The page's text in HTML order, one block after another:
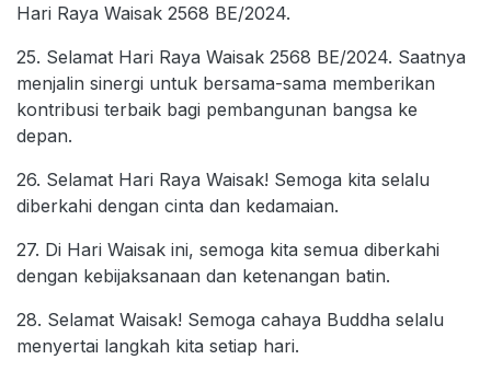
Hari Raya Waisak 2568 BE/2024.
25. Selamat Hari Raya Waisak 2568 BE/2024. Saatnya
menjalin sinergi untuk bersama-sama memberikan
kontribusi terbaik bagi pembangunan bangsa ke
depan.
26. Selamat Hari Raya Waisak! Semoga kita selalu
diberkahi dengan cinta dan kedamaian.
27. Di Hari Waisak ini, semoga kita semua diberkahi
dengan kebijaksanaan dan ketenangan batin.
28. Selamat Waisak! Semoga cahaya Buddha selalu
menyertai langkah kita setiap hari.